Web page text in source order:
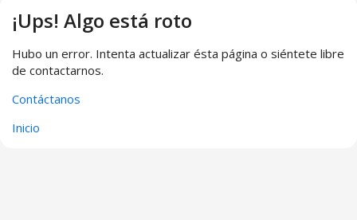
¡Ups! Algo está roto
Hubo un error. Intenta actualizar ésta página o siéntete libre
de contactarnos.
Contáctanos
Inicio